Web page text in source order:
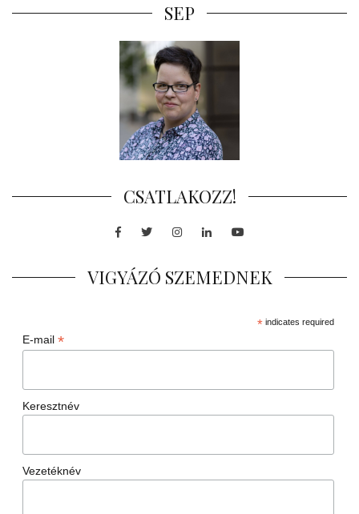
SEP
CSATLAKOZZ!
Facebook
TwitterInstagram
LinkedInYoutube
VIGYÁZÓ SZEMEDNEK
*indicates required
E-mail *
Keresztnév
Vezetéknév